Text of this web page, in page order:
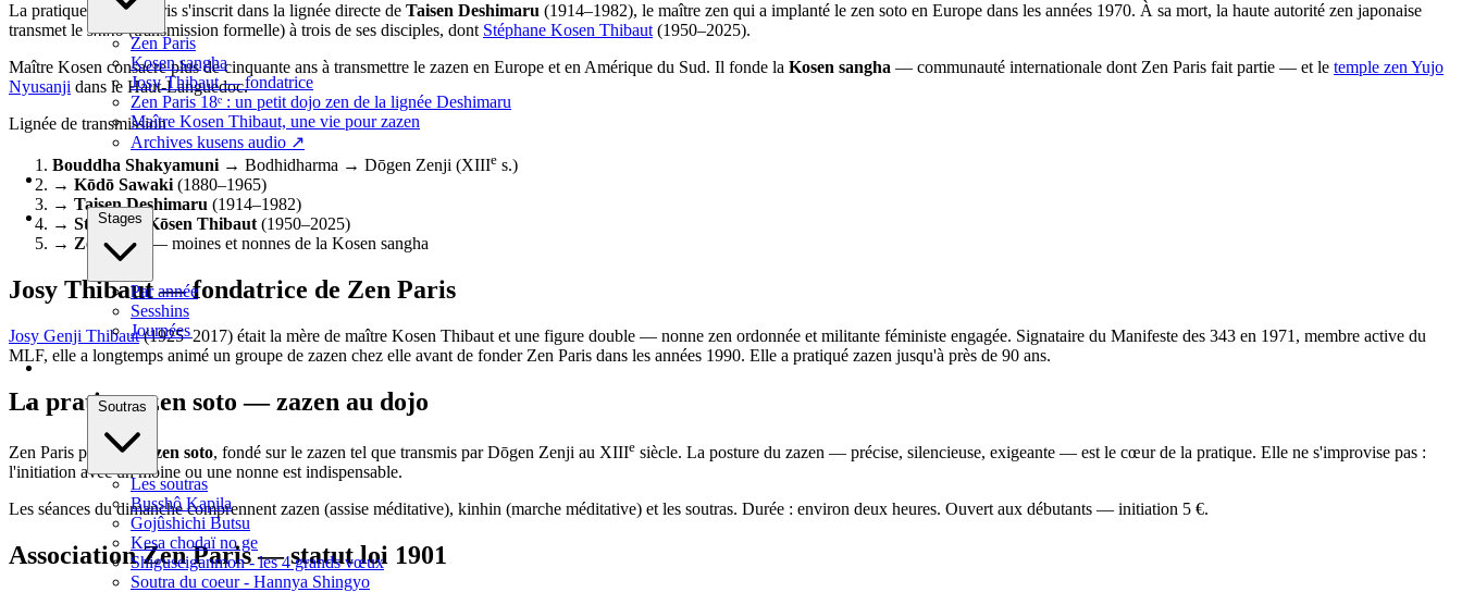
Zen Paris
Kosen sangha
Josy Thibaut — fondatrice
Zen Paris 18ᵉ : un petit dojo zen de la lignée Deshimaru
Maître Kosen Thibaut, une vie pour zazen
Archives kusens audio ↗
Stages
Par année
Sesshins
Journées
Soutras
Les soutras
Busshô Kapila
Gojûshichi Butsu
Kesa chodaï no ge
Shiguseiganmon - les 4 grands vœux
Soutra du coeur - Hannya Shingyo
La pratique de Zen Paris s'inscrit dans la lignée directe de Taisen Deshimaru (1914–1982), le maître zen qui a implanté le zen soto en Europe dans les années 1970. À sa mort, la haute autorité zen japonaise
transmet le shiho(transmission formelle) à trois de ses disciples, dont Stéphane Kosen Thibaut (1950–2025).
Maître Kosen consacre plus de cinquante ans à transmettre le zazen en Europe et en Amérique du Sud. Il fonde la Kosen sangha — communauté internationale dont Zen Paris fait partie — et le temple zen Yujo
Nyusanji dans le Haut-Languedoc.
Lignée de transmission
Bouddha Shakyamuni→ Bodhidharma → Dōgen Zenji (XIIIe s.)
→ Kōdō Sawaki(1880–1965)
→ Taisen Deshimaru (1914–1982)
→ Stéphane Kōsen Thibaut(1950–2025)
→ Zen Paris — moines et nonnes de la Kosen sangha
Josy Thibaut — fondatrice de Zen Paris
Josy Genji Thibaut(1925–2017) était la mère de maître Kosen Thibaut et une figure double — nonne zen ordonnée et militante féministe engagée. Signataire du Manifeste des 343 en 1971, membre active du
MLF, elle a longtemps animé un groupe de zazen chez elle avant de fonder Zen Paris dans les années 1990. Elle a pratiqué zazen jusqu'à près de 90 ans.
La pratique zen soto — zazen au dojo
Zen Paris pratique le zen soto, fondé sur le zazen tel que transmis par Dōgen Zenji au XIIIe siècle. La posture du zazen — précise, silencieuse, exigeante — est le cœur de la pratique. Elle ne s'improvise pas :
l'initiation avec un moine ou une nonne est indispensable.
Les séances du dimanche comprennent zazen (assise méditative), kinhin (marche méditative) et les soutras. Durée : environ deux heures. Ouvert aux débutants — initiation 5 €.
Association Zen Paris — statut loi 1901